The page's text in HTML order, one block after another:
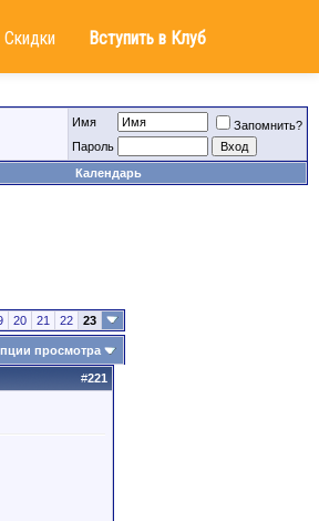
Скидки Вступить в Клуб
Имя
Запомнить?
Пароль
Календарь
20 21 22 23
просмотра
#221